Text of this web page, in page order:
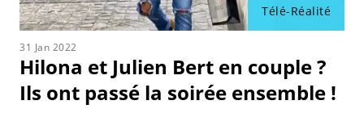
Télé-Réalité
31 Jan 2022
Hilona et Julien Bert en couple ?
Ils ont passé la soirée ensemble !